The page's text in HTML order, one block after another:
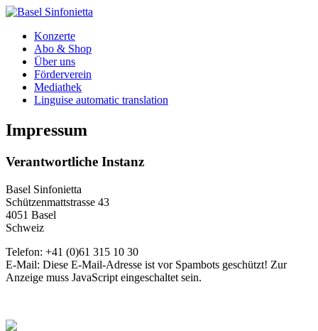
Konzerte
Abo & Shop
Über uns
Förderverein
Mediathek
Linguise automatic translation
Impressum
Verantwortliche Instanz
Basel Sinfonietta
Schützenmattstrasse 43
4051 Basel
Schweiz
Telefon: +41 (0)61 315 10 30
E-Mail: Diese E-Mail-Adresse ist vor Spambots geschützt! Zur
Anzeige muss JavaScript eingeschaltet sein.